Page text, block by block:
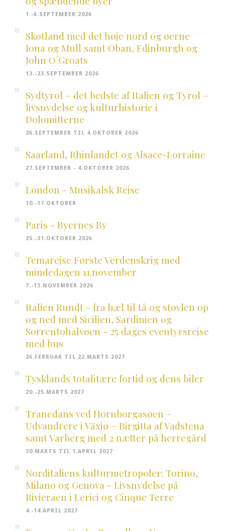
1.-6.SEPTEMBER 2026
Skotland med det høje nord og øerne
Iona og Mull samt Oban, Edinburgh og
John O´Groats
13.-23.SEPTEMBER 2026
Sydtyrol – det bedste af Italien og Tyrol –
livsnydelse og kulturhistorie i
Dolomitterne
26.SEPTEMBER TIL 4.OKTOBER 2026
Saarland, Rhinlandet og Alsace-Lorraine
27.SEPTEMBER - 4.OKTOBER 2026
London - Musikalsk Rejse
10.-17.OKTOBER
Paris - Byernes By
25.-31.OKTOBER 2026
Temarejse Første Verdenskrig med
mindedagen 11.november
7.-13.NOVEMBER 2026
Italien Rundt - fra hæl til tå og støvlen op
og ned med Sicilien, Sardinien og
Sorrentohalvøen - 25 dages eventyrsrejse
med bus
26.FEBRUAR TIL 22.MARTS 2027
Tysklands totalitære fortid og dens biler
20.-25.MARTS 2027
Tranedans ved Hornborgasøen –
Udvandrere i Växjø – Birgitta af Vadstena
samt Varberg med 2 nætter på herregård
30.MARTS TIL 1.APRIL 2027
Norditaliens kulturmetropoler: Torino,
Milano og Genova - Livsnydelse på
Rivieraen i Lerici og Cinque Terre
4.-14.APRIL 2027